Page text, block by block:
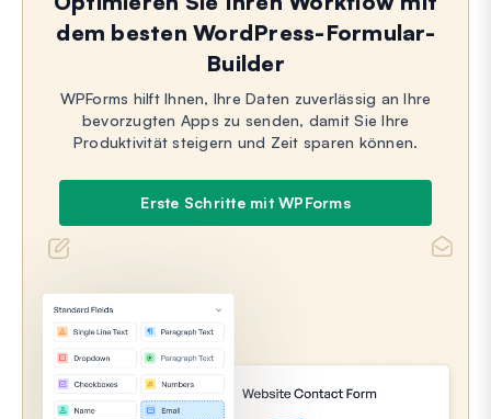
dem besten WordPress-Formular-
Builder
WPForms hilft Ihnen, Ihre Daten zuverlässig an Ihre
bevorzugten Apps zu senden, damit Sie Ihre
Produktivität steigern und Zeit sparen können.
Erste Schritte mit WPForms